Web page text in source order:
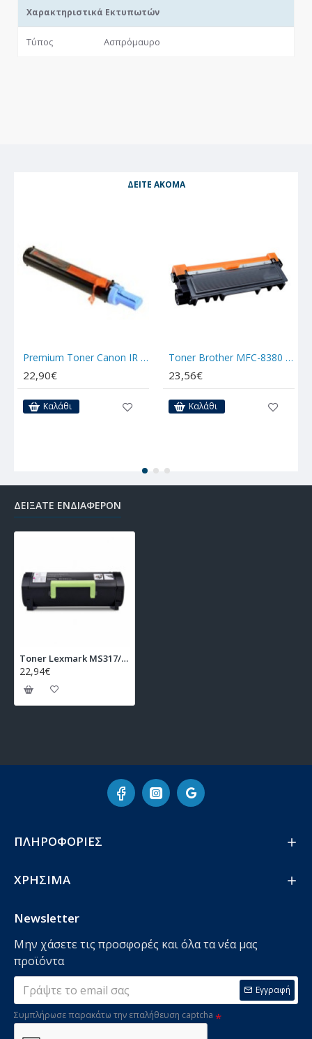
Χαρακτηριστικά Εκτυπωτών
Τύπος Ασπρόμαυρο
ΔΕΊΤΕ ΑΚΌΜΑ
Premium Toner Canon IR 1018
22,90€
Καλάθι
Toner Brother MFC-8380 TN-3280/3290/3170/580/650
23,56€
Καλάθι
ΔΕΊΞΑΤΕ ΕΝΔΙΑΦΈΡΟΝ
Toner Lexmark MS317/MX317
22,94€
ΠΛΗΡΟΦΟΡΙΕΣ
ΧΡΗΣΙΜΑ
Newsletter
Μην χάσετε τις προσφορές και όλα τα νέα μας
προϊόντα
Εγγραφή
Συμπλήρωσε παρακάτω την επαλήθευση captcha